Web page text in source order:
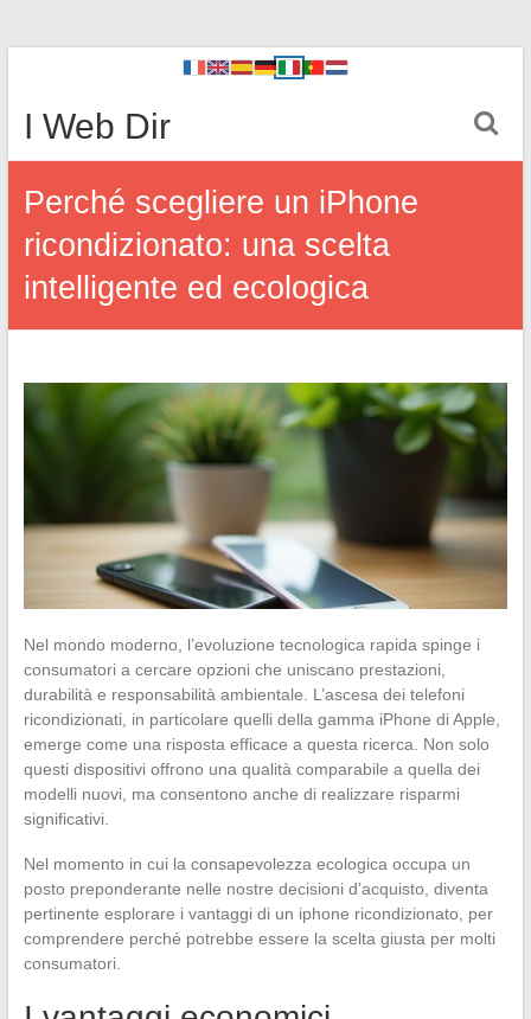
I Web Dir
Perché scegliere un iPhone
ricondizionato: una scelta
intelligente ed ecologica
Nel mondo moderno, l’evoluzione tecnologica rapida spinge i
consumatori a cercare opzioni che uniscano prestazioni,
durabilità e responsabilità ambientale. L’ascesa dei telefoni
ricondizionati, in particolare quelli della gamma iPhone di Apple,
emerge come una risposta efficace a questa ricerca. Non solo
questi dispositivi offrono una qualità comparabile a quella dei
modelli nuovi, ma consentono anche di realizzare risparmi
significativi.
Nel momento in cui la consapevolezza ecologica occupa un
posto preponderante nelle nostre decisioni d’acquisto, diventa
pertinente esplorare i vantaggi di un iphone ricondizionato, per
comprendere perché potrebbe essere la scelta giusta per molti
consumatori.